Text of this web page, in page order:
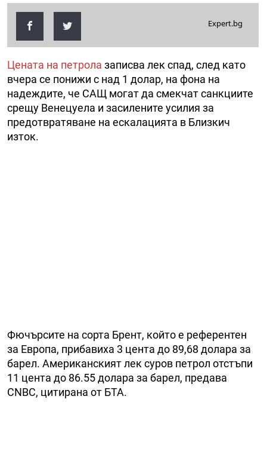
Expert.bg
Цената на петрола записва лек спад, след като
вчера се понижи с над 1 долар, на фона на
надеждите, че САЩ могат да смекчат санкциите
срещу Венецуела и засилените усилия за
предотвратяване на ескалацията в Близкич
изток.
Фючърсите на сорта Брент, който е референтен
за Европа, прибавиха 3 цента до 89,68 долара за
барел. Американският лек суров петрол отстъпи
11 цента до 86.55 долара за барел, предава
CNBC, цитирана от БТА.